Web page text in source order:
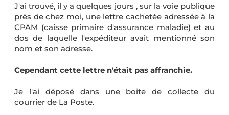
J'ai trouvé, il y a quelques jours , sur la voie publique
près de chez moi, une lettre cachetée adressée à la
CPAM (caisse primaire d'assurance maladie) et au
dos de laquelle l'expéditeur avait mentionné son
nom et son adresse.
Cependant cette lettre n'était pas affranchie.
Je l'ai déposé dans une boite de collecte du
courrier de La Poste.